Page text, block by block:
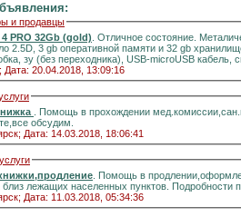
и продавцы
PRO 32Gb (gold) . Отличное состояние.
2.5D, 3 gb оперативной памяти и 32 gb
зу (без переходника), USB-microUSB
Дата: 20.04.2018, 13:09:16
. Помощь в прохождении
обсудим.
Дата: 14.03.2018, 18:06:41
. Помощь в
близ лежащих населенных пунктов.
Дата: 11.03.2018, 05:34:36